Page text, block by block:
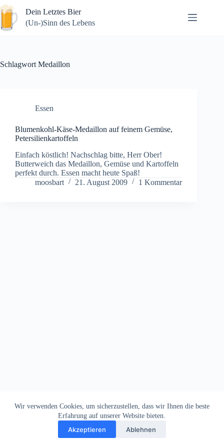
Zum
Inhalt
springen
Wir verwenden Cookies, um sicherzustellen, dass wir Ihnen die beste
Erfahrung auf unserer Website bieten.
Akzeptieren Ablehnen
Dein Letztes Bier
(Un-)Sinn des Lebens
Schlagwort Medaillon
Essen
Blumenkohl-Käse-Medaillon auf feinem Gemüse,
Petersilienkartoffeln
Einfach köstlich! Nachschlag bitte, Herr Ober!
Butterweich das Medaillon, Gemüse und Kartoffeln
perfekt durch. Essen macht heute Spaß!
moosbart
21. August 2009 1 Kommentar
Impressum
Datenschutz